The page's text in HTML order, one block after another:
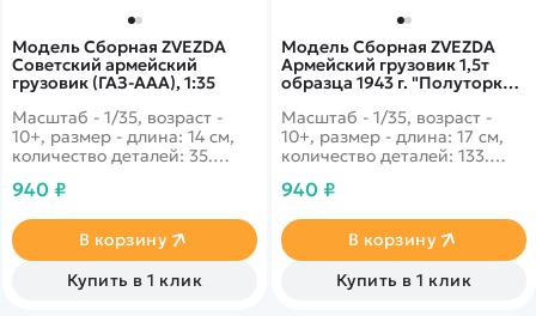
Модель Сборная ZVEZDA
Советский армейский
грузовик (ГАЗ-ААА), 1:35
Масштаб - 1/35, возраст -
10+, размер - длина: 14 см,
количество деталей: 35.
советский грузовик времён
Доставлял оружие и
продовольствие по Дороге
Жихни в блокадный
Ленинград.
940 ₽
В корзину
Купить в 1 клик
Модель Сборная ZVEZDA
Армейский грузовик 1,5т
образца 1943 г. "Полуторка"
Масштаб - 1/35, возраст -
10+, размер - длина: 17 см,
количество деталей: 133.
советский грузовик времён
Данная модификация была
вынужденной мерой во
время Великой
Отечественной, очень много
940 ₽
В корзину
Купить в 1 клик